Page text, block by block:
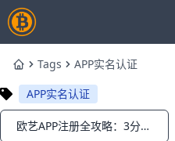
HomeTags
APP实名认证
APP实名认证
Notifications 欧艺APP注册全攻略：3分钟速成新手必备！